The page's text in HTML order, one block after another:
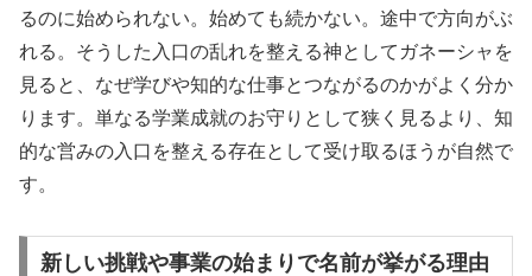
るのに始められない。始めても続かない。途中で方向がぶ
れる。そうした入口の乱れを整える神としてガネーシャを
見ると、なぜ学びや知的な仕事とつながるのかがよく分か
ります。単なる学業成就のお守りとして狭く見るより、知
的な営みの入口を整える存在として受け取るほうが自然で
す。
新しい挑戦や事業の始まりで名前が挙がる理由